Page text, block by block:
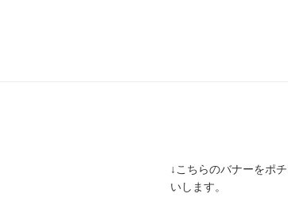
ン
↓こちらのバナーをポ
いします。